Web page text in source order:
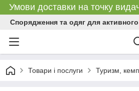
Умови доставки на точку
Спорядження та одяг для активного
Товари і послуги Туризм,